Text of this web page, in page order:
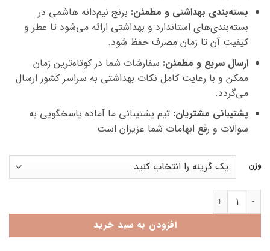
بسته‌بندی بهداشتی و مطمئن: برنج نیم‌دانه هاشمی در
بسته‌بندی‌های استاندارد و بهداشتی ارائه می‌شود تا عطر و
کیفیت آن تا زمان مصرف حفظ شود.
ارسال سریع و مطمئن: سفارشات شما در کوتاه‌ترین زمان
ممکن و با رعایت کامل نکات بهداشتی به سراسر کشور ارسال
می‌گردد.
پشتیبانی مشتریان: تیم پشتیبانی ما آماده پاسخگویی به
سوالات و رفع ابهامات شما عزیزان است
وزن
برنج نیم دانه هاشمی فوق ممتازگیلان 500k عدد
افزودن به سبد خرید